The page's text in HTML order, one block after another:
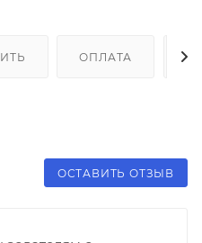
ОПЛАТА
ОСТАВИТЬ ОТЗЫВ